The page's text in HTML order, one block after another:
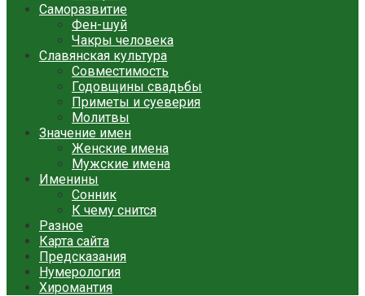
Саморазвитие
Фен-шуй
Чакры человека
Славянская культура
Совместимость
Годовщины свадьбы
Приметы и суеверия
Молитвы
Значение имен
Женские имена
Мужские имена
Именины
Сонник
К чему снится
Разное
Карта сайта
Предсказания
Нумерология
Хиромантия